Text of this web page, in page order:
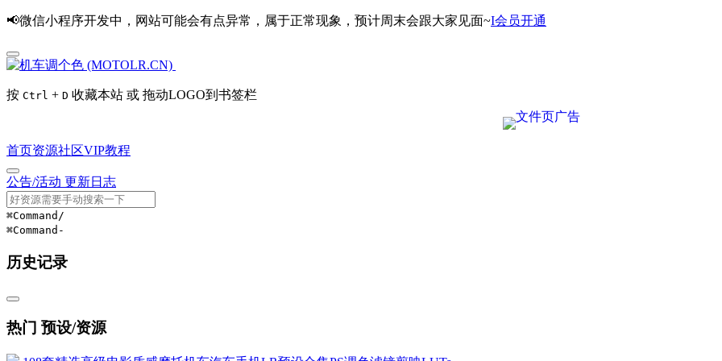
📢微信小程序开发中，网站可能会有点异常，属于正常现象，预计周末会跟大家见面~I会员开通
按 Ctrl + D 收藏本站 或 拖动LOGO到书签栏
首页资源社区VIP教程
公告/活动 更新日志
⌘Command /
⌘Command -
历史记录
热门 预设/资源